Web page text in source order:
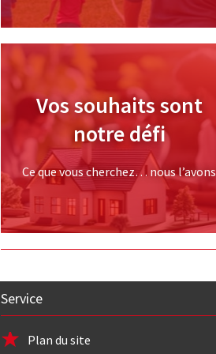
Vos souhaits sont
notre défi
Ce que vous cherchez… nous l’avons
Service
Plan du site